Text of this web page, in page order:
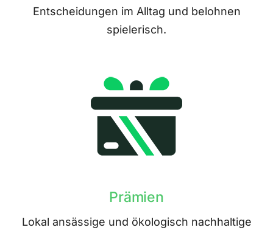
Entscheidungen im Alltag und belohnen
spielerisch.
Prämien
Lokal ansässige und ökologisch nachhaltige